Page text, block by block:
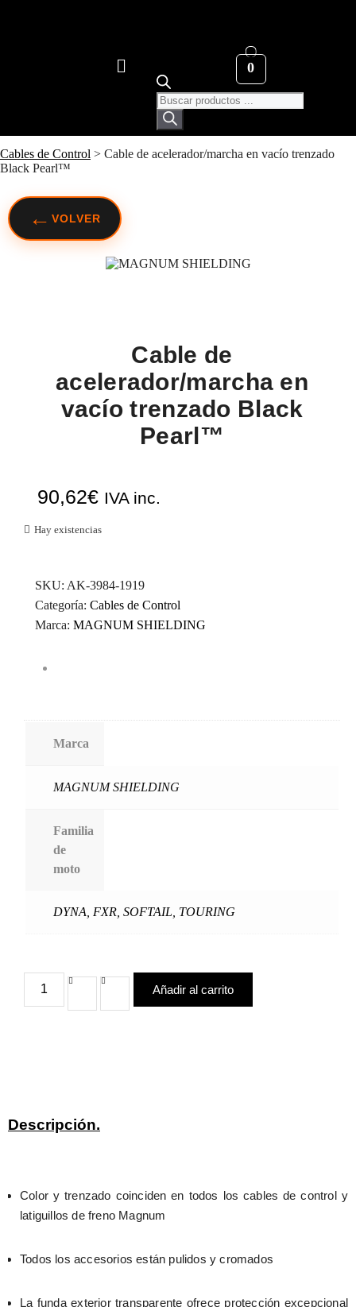
Cables de Control > Cable de acelerador/marcha en vacío trenzado
Black Pearl™
0
← VOLVER
Cable de
acelerador/marcha en
vacío trenzado Black
Pearl™
90,62€ IVA inc.
Hay existencias
SKU: AK-3984-1919
Categoría: Cables de Control
Marca: MAGNUM SHIELDING
Marca
MAGNUM SHIELDING
Familia
de
moto
DYNA FXR SOFTAIL TOURING
Añadir al carrito
Descripción.
Color y trenzado coinciden en todos los cables de control y
latiguillos de freno Magnum
Todos los accesorios están pulidos y cromados
La funda exterior transparente ofrece protección excepcional